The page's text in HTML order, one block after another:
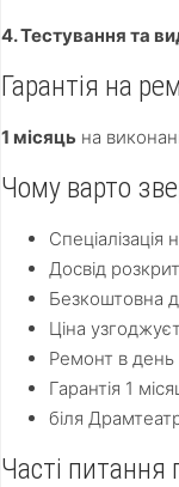
4. Тестування та
Гарантія на
1 місяць на
Чому варто
Досвід
Безкоштовна
Ціна
Ремонт в день
Гарантія 1
біля
Часті питання